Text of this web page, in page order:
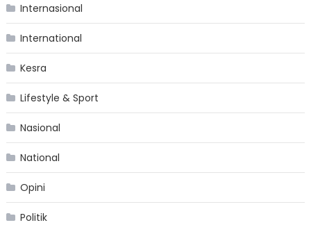
Internasional
International
Kesra
Lifestyle & Sport
Nasional
National
Opini
Politik